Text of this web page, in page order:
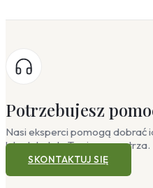
Potrzebujesz
Nasi eksperci pomogą
lub plakat do Twojego wnętrza.
SKONTAKTUJ SIĘ